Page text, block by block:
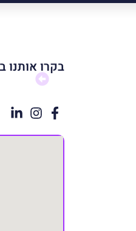
בקרו אותנו